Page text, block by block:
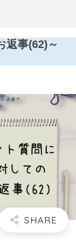
返事(62)～